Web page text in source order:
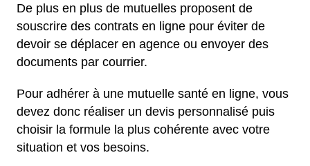
De plus en plus de mutuelles proposent de
souscrire des contrats en ligne pour éviter de
devoir se déplacer en agence ou envoyer des
documents par courrier.
Pour adhérer à une mutuelle santé en ligne, vous
devez donc réaliser un devis personnalisé puis
choisir la formule la plus cohérente avec votre
situation et vos besoins.